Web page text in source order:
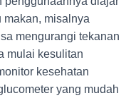
makan, misalnya
mengurangi tekanan
mulai kesulitan
kesehatan
yang mudah